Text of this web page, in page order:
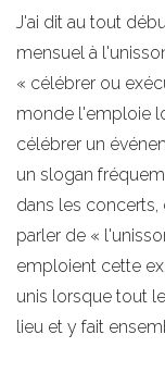
J'ai dit au tout
mensuel à
« célébrer ou
monde l'emploie
célébrer un
un slogan
dans les
parler de «
emploient cette
unis lorsque tout
lieu et y fait